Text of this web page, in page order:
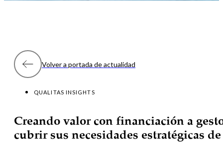
Volver a portada de actualidad
QUALITAS INSIGHTS
Creando valor con financiación a
cubrir sus necesidades estratégicas